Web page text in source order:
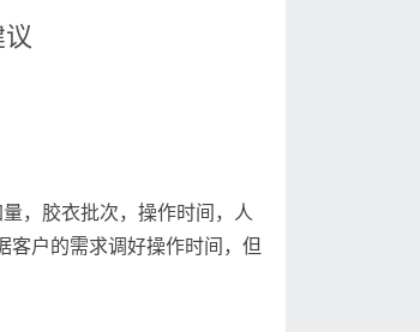
，胶衣批次，操作时间，人
客户的需求调好操作时间，但